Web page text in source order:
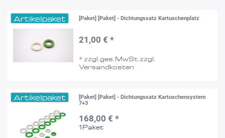
Artikelpaket [Paket] [Paket] - Dichtungssatz Kartuschenplatz
21,00 € *
* zzgl. ges. MwSt. zzgl.
Versandkosten
Artikelpaket
[Paket] [Paket] - Dichtungssatz Kartuschensystem
7+3
168,00 € *
1Paket